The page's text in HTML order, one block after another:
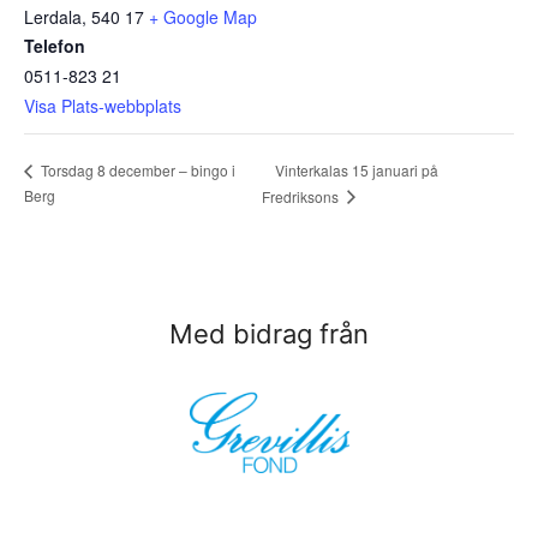
Lerdala, 540 17 + Google Map
Telefon
0511-823 21
Visa Plats-webbplats
Torsdag 8 december – bingo i
Berg
Vinterkalas 15 januari på
Fredriksons
Med bidrag från